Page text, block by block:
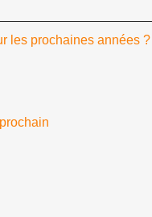
les prochaines années ?